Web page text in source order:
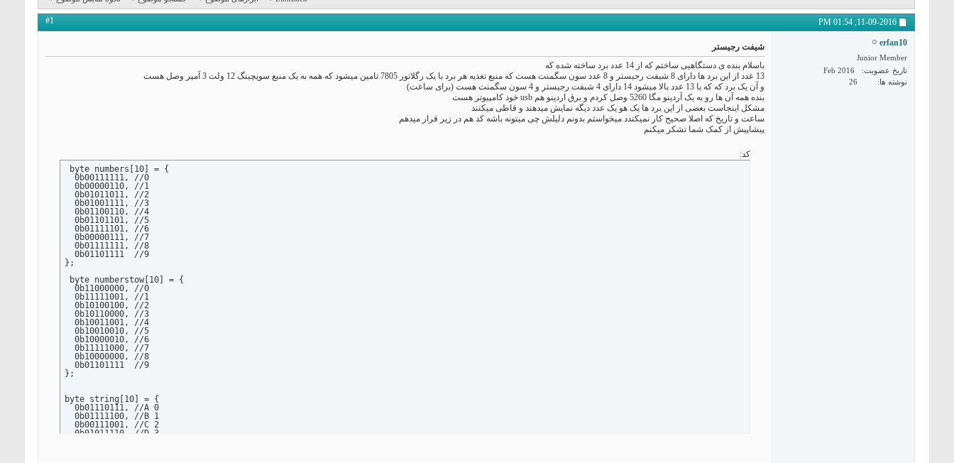
11-09-2016,
01:54 PM
#1
erfan10
Junior Member
تاریخ عضویت
Feb 2016
نوشته ها
26
شیفت رجیستر
باسلام بنده ی دستگاهیی ساختم که از 14 عدد برد ساخته شده که
13 عدد از این برد ها دارای 8 شیفت رجیستر و 8 عدد سون سگمنت هست که منبع تغذیه هر برد با یک رگلاتور 7805 تامین میشود که همه به یک منبع سویچینگ 12 ولت 3 آمپر وصل هست
و آن یک برد که که با 13 عدد بالا میشود 14 دارای 4 شبفت رجیستر و 4 سون سگمنت هست (برای ساعت)
بنده همه آن ها رو به یک آردینو مگا 5260 وصل کردم و برق اردینو هم usb خود کامپیوتر هست
مشکل اینجاست بعضی از این برد ها یک هو یک عدد دیگه نمایش میدهند و قاطی میکنند
ساعت و تاریخ که اصلا صحیح کار نمیکندد میخواستم بدونم دلیلش چی میتونه باشه کد هم در زیر قرار میدهم
پیشاپیش از کمک شما تشکر میکنم
کد:
byte numbers[10] = {
  0b00111111, //0
  0b00000110, //1
  0b01011011, //2
  0b01001111, //3
  0b01100110, //4
  0b01101101, //5
  0b01111101, //6
  0b00000111, //7
  0b01111111, //8
  0b01101111  //9
};
byte numberstow[10] = {
  0b11000000, //0
  0b11111001, //1
  0b10100100, //2
  0b10110000, //3
  0b10011001, //4
  0b10010010, //5
  0b10000010, //6
  0b11111000, //7
  0b10000000, //8
  0b01101111  //9
};
byte string[10] = {
  0b01110111, //A 0
  0b01111100, //B 1
  0b00111001, //C 2
  0b01011110, //D 3